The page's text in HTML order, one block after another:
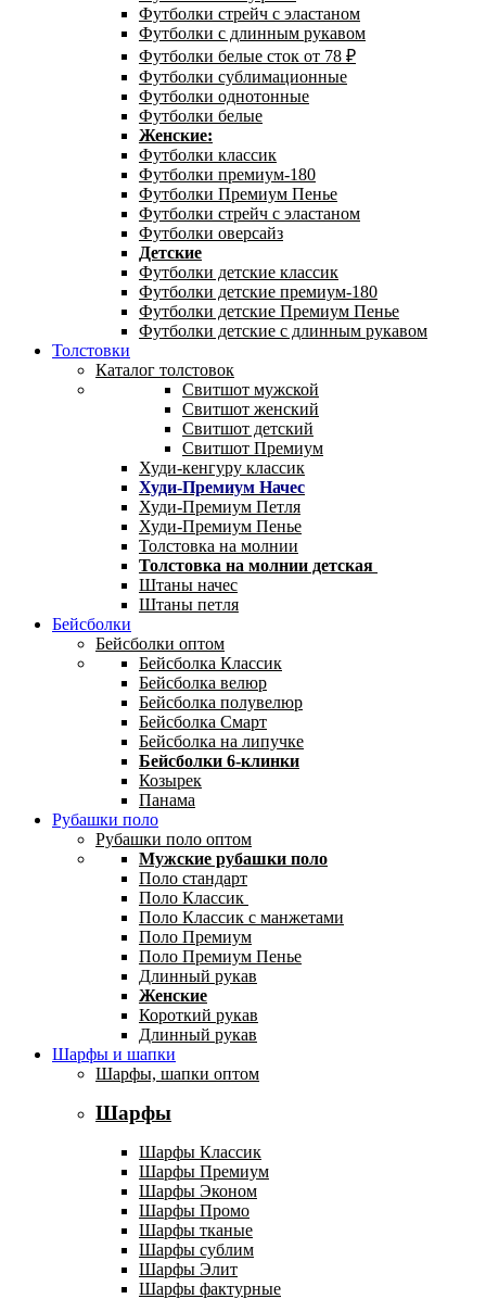
Футболки стрейч с эластаном
Футболки с длинным рукавом
Футболки белые сток от 78 ₽
Футболки сублимационные
Футболки однотонные
Футболки белые
Женские:
Футболки классик
Футболки премиум-180
Футболки Премиум Пенье
Футболки стрейч с эластаном
Футболки оверсайз
Детские
Футболки детские классик
Футболки детские премиум-180
Футболки детские Премиум Пенье
Футболки детские с длинным рукавом
Толстовки
Каталог толстовок
Свитшот мужской
Свитшот женский
Свитшот детский
Свитшот Премиум
Худи-кенгуру классик
Худи-Премиум Начес
Худи-Премиум Петля
Худи-Премиум Пенье
Толстовка на молнии
Толстовка на молнии детская
Штаны начес
Штаны петля
Бейсболки
Бейсболки оптом
Бейсболка Классик
Бейсболка велюр
Бейсболка полувелюр
Бейсболка Смарт
Бейсболка на липучке
Бейсболки 6-клинки
Козырек
Панама
Рубашки поло
Рубашки поло оптом
Мужские рубашки поло
Поло стандарт
Поло Классик
Поло Классик с манжетами
Поло Премиум
Поло Премиум Пенье
Длинный рукав
Женские
Короткий рукав
Длинный рукав
Шарфы и шапки
Шарфы, шапки оптом
Шарфы
Шарфы Классик
Шарфы Премиум
Шарфы Эконом
Шарфы Промо
Шарфы тканые
Шарфы сублим
Шарфы Элит
Шарфы фактурные